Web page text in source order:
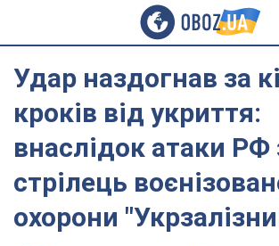
Удар наздогнав за
кроків від укриття:
внаслідок атаки РФ
стрілець
охорони